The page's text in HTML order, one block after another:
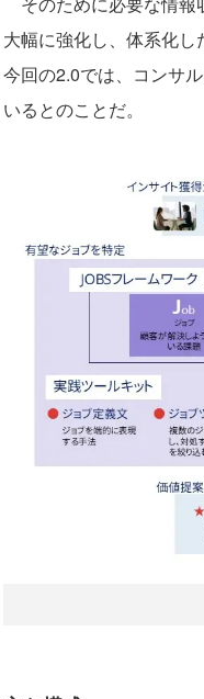
大幅に強化し、体系化し
今回の2.0では、コンサ
いるとのことだ。